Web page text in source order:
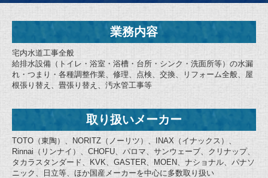
業務内容
宅内水道工事全般
給排水設備（トイレ・浴室・浴槽・台所・シンク・洗面所等）の水漏
れ・つまり・各種調整作業、修理、点検、交換、リフォーム全般、屋
根張り替え、畳張り替え、汚水管工事等
取り扱いメーカー
TOTO（東陶）、NORITZ（ノーリツ）、INAX（イナックス）、
Rinnai（リンナイ）、CHOFU、パロマ、サンウェーブ、クリナップ、
タカラスタンダード、KVK、GASTER、MOEN、ナショナル、パナソ
ニック、日立等、ほか国産メーカーを中心に多数取り扱い